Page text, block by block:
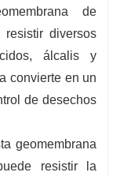
de
diversos
álcalis y
convierte en un
de desechos
geomembrana
resistir la